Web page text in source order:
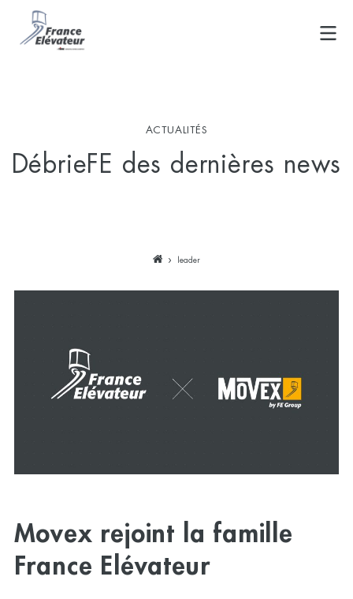
ACTUALITÉS
DébrieFE des dernières news
leader
Movex rejoint la famille
France Elévateur